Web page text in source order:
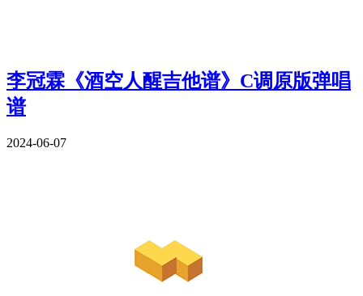
李冠霖《酒空人醒吉他谱》C调原版弹唱
谱
2024-06-07